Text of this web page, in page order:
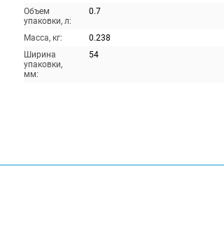
Объем
упаковки, л:
0.7
Масса, кг:
0.238
Ширина
упаковки,
мм:
54